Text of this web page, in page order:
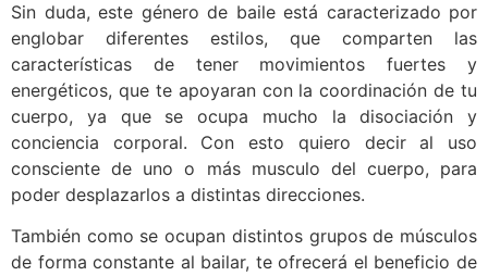
Sin duda, este género de baile está caracterizado por
englobar diferentes estilos, que comparten las
características de tener movimientos fuertes y
energéticos, que te apoyaran con la coordinación de tu
cuerpo, ya que se ocupa mucho la disociación y
conciencia corporal. Con esto quiero decir al uso
consciente de uno o más musculo del cuerpo, para
poder desplazarlos a distintas direcciones.
También como se ocupan distintos grupos de músculos
de forma constante al bailar, te ofrecerá el beneficio de